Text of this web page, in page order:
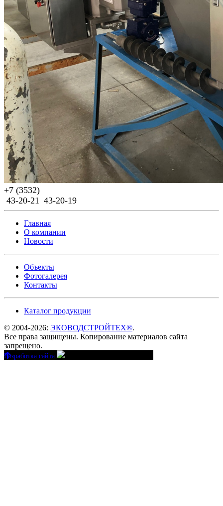
Previous
Next
+7 (3532)
43-20-21 43-20-19
Главная
О компании
Новости
Объекты
Фотогалерея
Контакты
Каталог продукции
© 2004-2026: ЭКОВОДСТРОЙТЕХ®.
Все права защищены. Копирование материалов сайта
запрещено.
Разработка сайта